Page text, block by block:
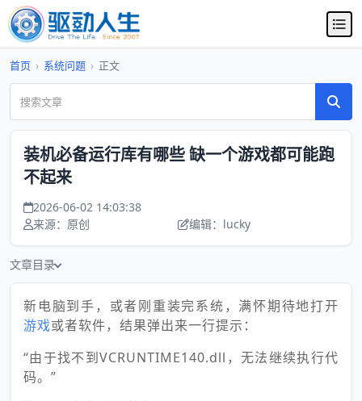
首页 › 系统问题 › 正文
装机必备运行库有哪些 缺一个游戏都可能跑
不起来
2026-06-02 14:03:38
来源：原创
编辑：lucky
文章目录
新电脑到手，或者刚重装完系统，满怀期待地打开
游戏或者软件，结果弹出来一行提示：
“由于找不到VCRUNTIME140.dll，无法继续执行代
码。”